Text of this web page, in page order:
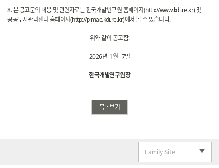
8. 본 공고문의 내용 및 관련자료는 한국개발연구원 홈페이지(http://www.kdi.re.kr) 및
공공투자관리센터 홈페이지(http://pimac.kdi.re.kr)에서 볼 수 있습니다.
위와 같이 공고함.
2026년 1월 7일
한국개발연구원장
목록보기
Family Site